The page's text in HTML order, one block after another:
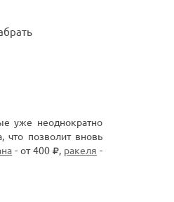
уже неоднократно
позволит вновь
- от 400 , ракеля -